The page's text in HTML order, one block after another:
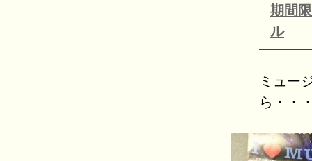
期間
ル
ミュー
ら・・